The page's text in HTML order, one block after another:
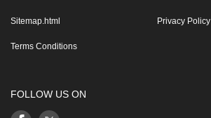
Sitemap.html Privacy Policy
Terms Conditions
FOLLOW US ON